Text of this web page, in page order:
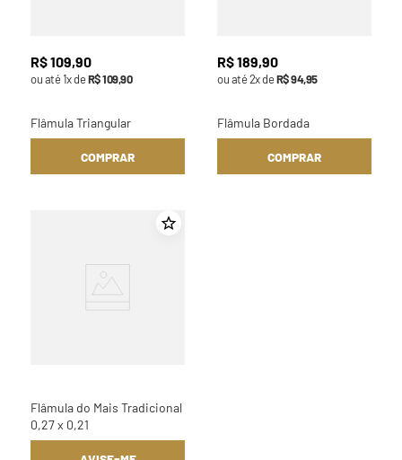
R$109,90
ou até1x deR$109,90
Flâmula Triangular
COMPRAR
R$189,90
ou até2x deR$94,95
Flâmula Bordada
COMPRAR
Flâmula do Mais Tradicional
0,27 x 0,21